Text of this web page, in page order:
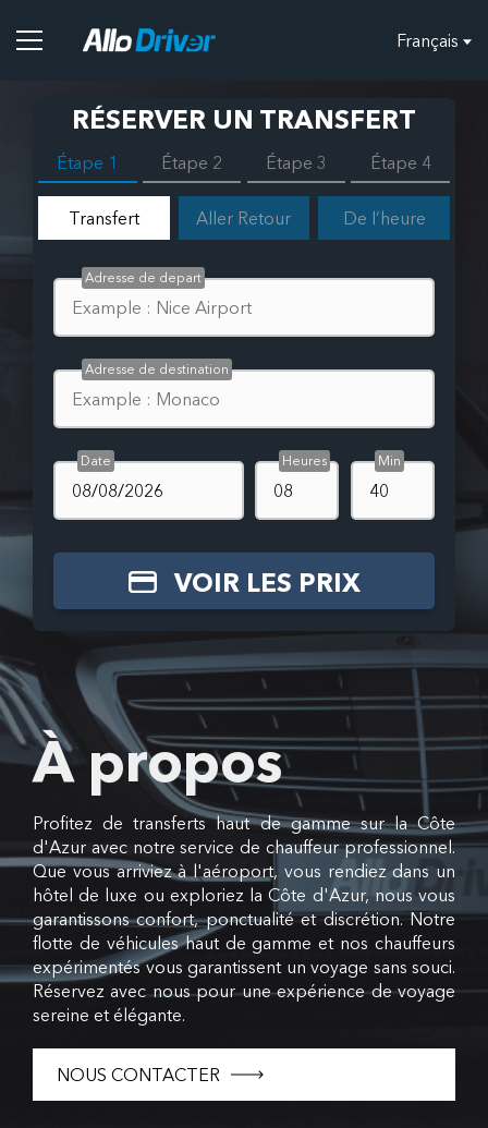
Français
RÉSERVER UN TRANSFERT
Étape 1 Étape 2 Étape 3 Étape 4
Transfert Aller Retour De l’heure
Adresse de depart
Adresse de destination
Date Heures Min
VOIR LES PRIX
À propos
Profitez de transferts haut de gamme sur la Côte
d'Azur avec notre service de chauffeur professionnel.
Que vous arriviez à l'aéroport, vous rendiez dans un
hôtel de luxe ou exploriez la Côte d'Azur, nous vous
garantissons confort, ponctualité et discrétion. Notre
flotte de véhicules haut de gamme et nos chauffeurs
expérimentés vous garantissent un voyage sans souci.
Réservez avec nous pour une expérience de voyage
sereine et élégante.
NOUS CONTACTER